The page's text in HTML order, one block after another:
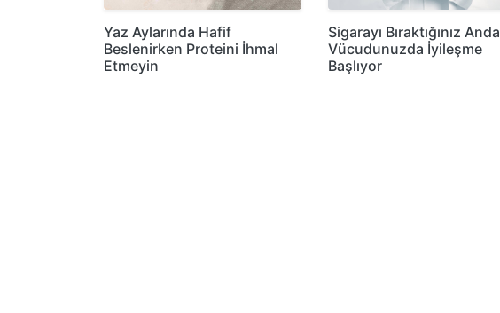
Yaz Aylarında Hafif
Beslenirken Proteini İhmal
Etmeyin
Sigarayı Bıraktığınız Anda
Vücudunuzda İyileşme
Başlıyor